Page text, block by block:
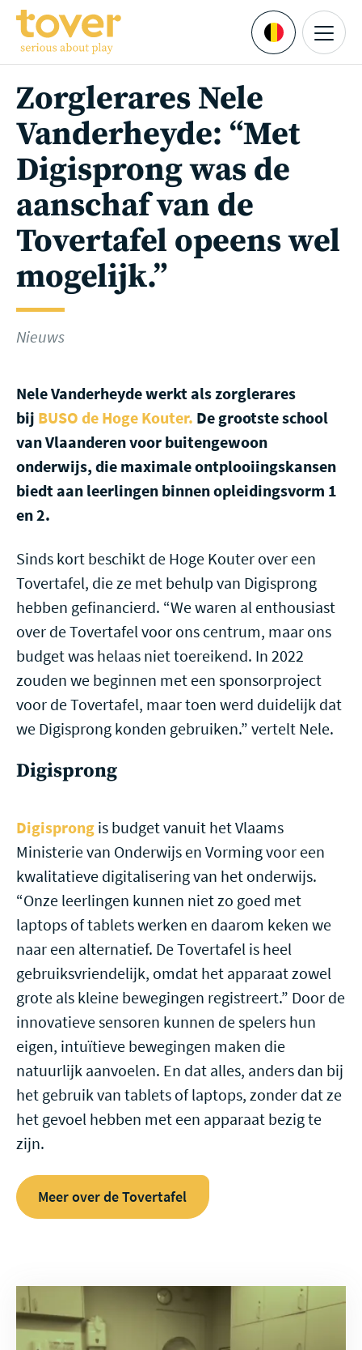
Ga naar hoofdinhoud
Languages
Menu
Zorglerares Nele
Vanderheyde: “Met
Digisprong was de
aanschaf van de
Tovertafel opeens wel
mogelijk.”
Nieuws
Nele Vanderheyde werkt als zorglerares
bij BUSO de Hoge Kouter. De grootste school
van Vlaanderen voor buitengewoon
onderwijs, die maximale ontplooiingskansen
biedt aan leerlingen binnen opleidingsvorm 1
en 2.
Sinds kort beschikt de Hoge Kouter over een
Tovertafel, die ze met behulp van Digisprong
hebben gefinancierd. “We waren al enthousiast
over de Tovertafel voor ons centrum, maar ons
budget was helaas niet toereikend. In 2022
zouden we beginnen met een sponsorproject
voor de Tovertafel, maar toen werd duidelijk dat
we Digisprong konden gebruiken.” vertelt Nele.
Digisprong
Digisprong is budget vanuit het Vlaams
Ministerie van Onderwijs en Vorming voor een
kwalitatieve digitalisering van het onderwijs.
“Onze leerlingen kunnen niet zo goed met
laptops of tablets werken en daarom keken we
naar een alternatief. De Tovertafel is heel
gebruiksvriendelijk, omdat het apparaat zowel
grote als kleine bewegingen registreert.” Door de
innovatieve sensoren kunnen de spelers hun
eigen, intuïtieve bewegingen maken die
natuurlijk aanvoelen. En dat alles, anders dan bij
het gebruik van tablets of laptops, zonder dat ze
het gevoel hebben met een apparaat bezig te
zijn.
Meer over de Tovertafel